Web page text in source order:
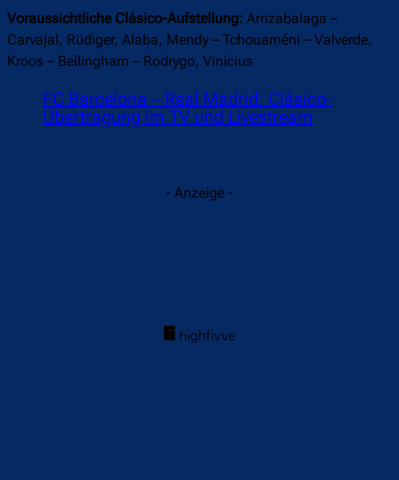
Voraussichtliche Clásico-Aufstellung: Arrizabalaga –
Carvajal, Rüdiger, Alaba, Mendy – Tchouaméni – Valverde,
Kroos – Bellingham – Rodrygo, Vinícius
FC Barcelona – Real Madrid: Clásico-
Übertragung im TV und Livestream
- Anzeige -